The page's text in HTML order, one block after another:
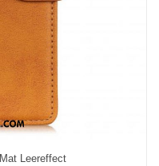
Leereffect